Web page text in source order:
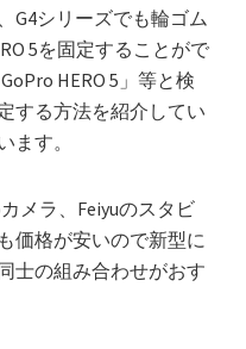
G4シリーズでも輪ゴム
5を固定することがで
HERO 5」等と検
する方法を紹介してい
ます。
メラ、Feiyuのスタビ
価格が安いので新型に
士の組み合わせがおす